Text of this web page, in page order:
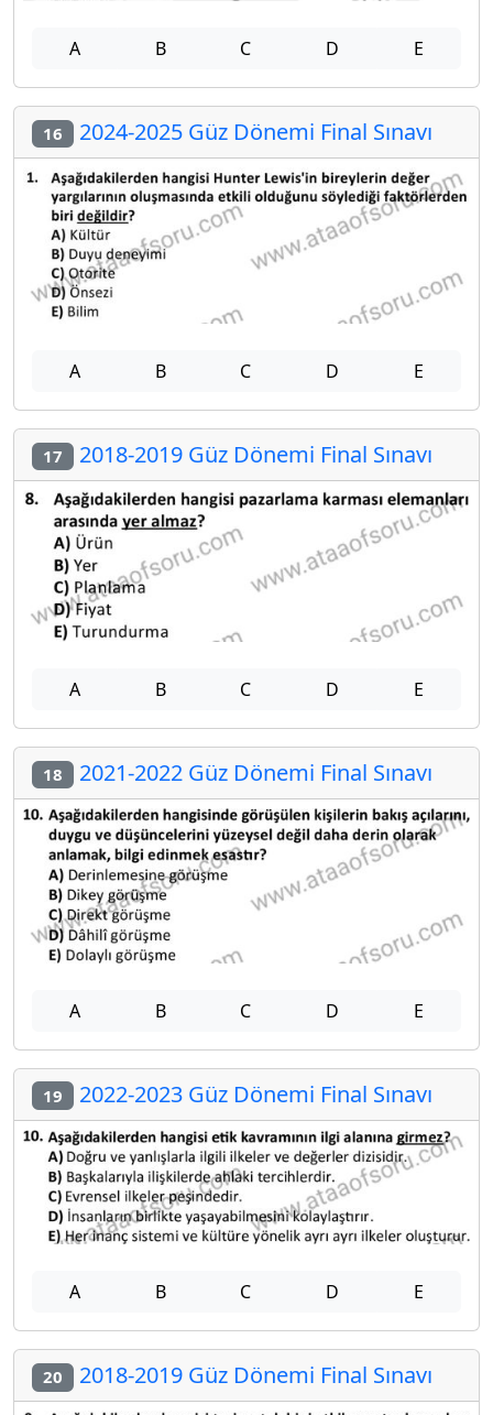
A B C D E
16 2024-2025 Güz Dönemi Final Sınavı
A B C D E
17 2018-2019 Güz Dönemi Final Sınavı
A B C D E
18 2021-2022 Güz Dönemi Final Sınavı
A B C D E
19 2022-2023 Güz Dönemi Final Sınavı
A B C D E
20 2018-2019 Güz Dönemi Final Sınavı